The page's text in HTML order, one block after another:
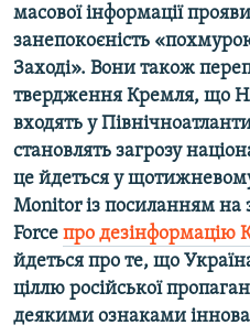
Усі сайти RFE/RL
масової інформації
занепокоєність
Заході». Вони також
твердження Кремля, що
входять у
становлять загрозу
це йдеться у
Monitor із посиланням на
Force про дезінформацію
йдеться про те, що
ціллю російської
деякими ознаками